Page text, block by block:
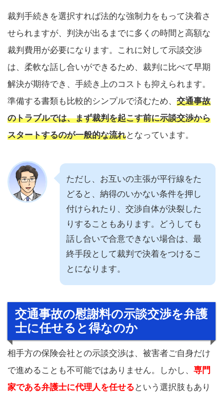
裁判手続きを選択すれば法的な強制力をもって決着さ
せられますが、判決が出るまでに多くの時間と高額な
裁判費用が必要になります。これに対して示談交渉
は、柔軟な話し合いができるため、裁判に比べて早期
解決が期待でき、手続き上のコストも抑えられます。
準備する書類も比較的シンプルで済むため、 交通事故
のトラブルでは、まず裁判を起こす前に示談交渉から
スタートするのが一般的な流れとなっています。
ただし、お互いの主張が平行線をた
どると、納得のいかない条件を押し
付けられたり、交渉自体が決裂した
りすることもあります。どうしても
話し合いで合意できない場合は、最
終手段として裁判で決着をつけるこ
とになります。
交通事故の慰謝料の示談交渉を弁護
士に任せると得なのか
相手方の保険会社との示談交渉は、被害者ご自身だけ
で進めることも不可能ではありません。しかし、 専門
家である弁護士に代理人を任せる という選択肢もあり